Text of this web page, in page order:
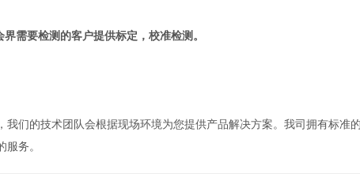
需要检测的客户提供标定，校准检测。
们的技术团队会根据现场环境为您提供产品解决方案。我司拥有标准
务。